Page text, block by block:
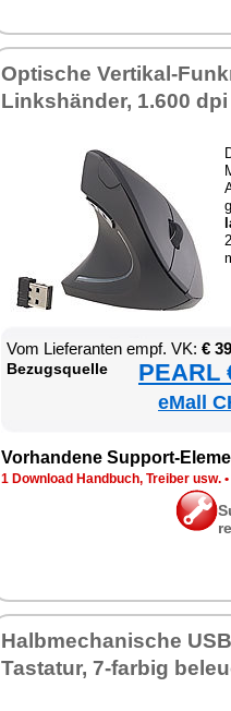
Op­ti­sche Ver­ti­kal-
Links­hän­der, 1.600 dpi
Vom Lie­fe­ran­ten empf. VK: €
Be­zugs­quel­le PEARL
eMall
Vor­han­de­ne Sup­port-
1 Down­load Hand­buch, Trei­ber usw. •
Halb­me­cha­ni­sche
Tas­ta­tur, 7-far­big